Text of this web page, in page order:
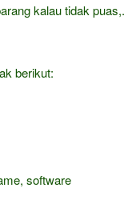
kalau tidak puas,.
berikut:
software